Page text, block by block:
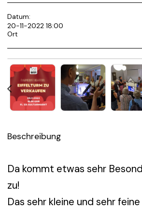
Datum:
20-11-2022 18:00
Ort
Beschreibung
Da kommt etwas sehr
zu!
Das sehr kleine und sehr